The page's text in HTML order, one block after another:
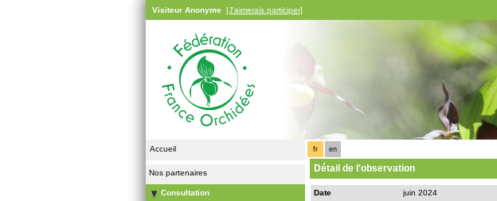
Visiteur Anonyme [J'aimerais participer]
Accueil
Nos partenaires
Consultation
fr en
Détail de l'observation
Date
juin 2024